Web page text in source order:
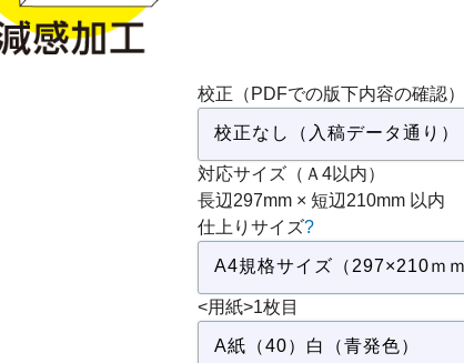
校正（PDFでの版下内容の確認）
対応サイズ（Ａ4以内）
長辺297mm × 短辺210mm 以内
仕上りサイズ?
<用紙>1枚目